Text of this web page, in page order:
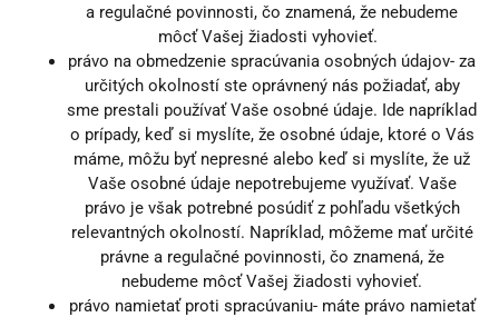
a regulačné povinnosti, čo znamená, že nebudeme
môcť Vašej žiadosti vyhovieť.
právo na obmedzenie spracúvania osobných údajov- za
určitých okolností ste oprávnený nás požiadať, aby
sme prestali používať Vaše osobné údaje. Ide napríklad
o prípady, keď si myslíte, že osobné údaje, ktoré o Vás
máme, môžu byť nepresné alebo keď si myslíte, že už
Vaše osobné údaje nepotrebujeme využívať. Vaše
právo je však potrebné posúdiť z pohľadu všetkých
relevantných okolností. Napríklad, môžeme mať určité
právne a regulačné povinnosti, čo znamená, že
nebudeme môcť Vašej žiadosti vyhovieť.
právo namietať proti spracúvaniu- máte právo namietať